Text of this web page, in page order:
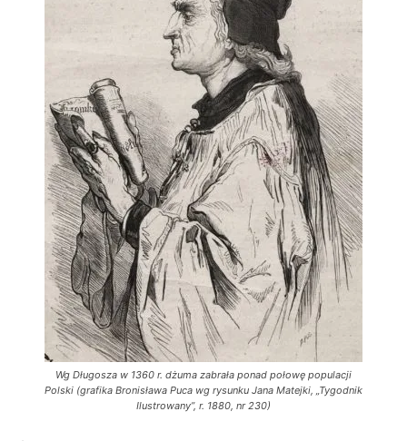
Wg Długosza w 1360 r. dżuma zabrała ponad połowę populacji
Polski (grafika Bronisława Puca wg rysunku Jana Matejki, „Tygodnik
Ilustrowany”, r. 1880, nr 230)